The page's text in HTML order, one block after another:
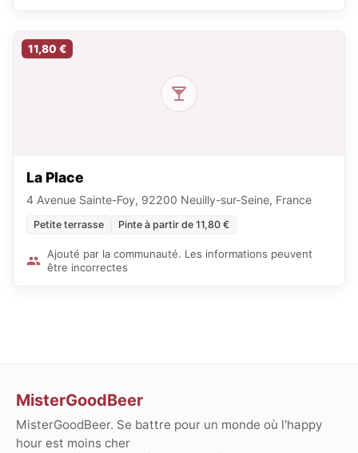
11,80 €
La Place
4 Avenue Sainte-Foy, 92200 Neuilly-sur-Seine, France
Petite terrasse Pinte à partir de 11,80 €
Ajouté par la communauté. Les informations peuvent
être incorrectes
MisterGoodBeer
MisterGoodBeer. Se battre pour un monde où l'happy
hour est moins cher